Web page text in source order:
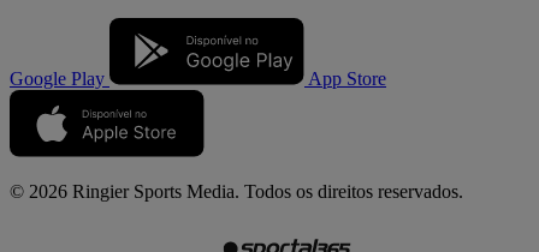
Google Play App Store
© 2026 Ringier Sports Media. Todos os direitos reservados.